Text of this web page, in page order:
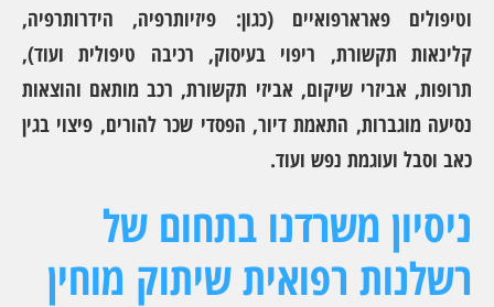
וטיפולים פארארפואיים (כגון: פיזיותרפיה, הידרותרפיה,
קלינאות תקשורת, ריפוי בעיסוק, רכיבה טיפולית ועוד),
תרופות, אביזרי שיקום, אביזי תקשורת, רכב מותאם והוצאות
נסיעה מוגברות, התאמת דיור, הפסדי שכר להורים, פיצוי בגין
כאב וסבל ועוגמת נפש ועוד.
ניסיון משרדנו בתחום של
רשלנות רפואית שיתוק מוחין